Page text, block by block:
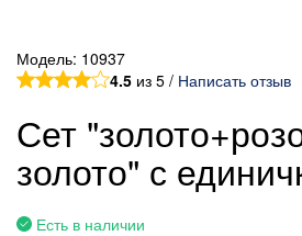
Модель: 10937
4.5 из 5 / Написать отзыв
Сет
золото" с
Есть в наличии